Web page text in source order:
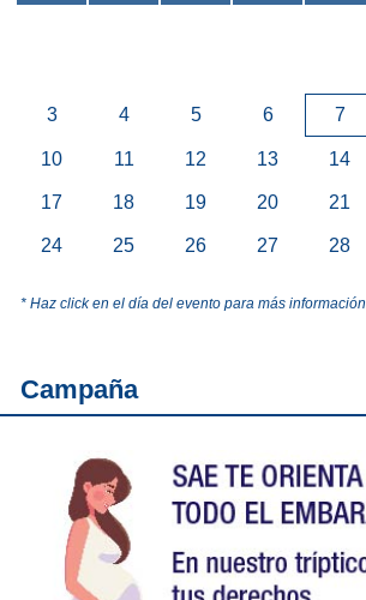
3 4 5 6 7
10 11 12 13 14
17 18 19 20 21
24 25 26 27 28
* Haz click en el día del evento para más información.
Campaña